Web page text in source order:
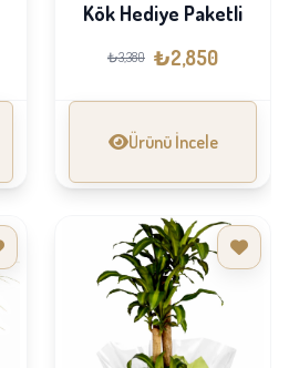
Kök Hediye Paketli
₺3,380 ₺2,850
Ürünü İncele